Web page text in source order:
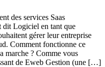
pour
gérer
une
entreprise
:
pourquoi
des services Saas
dit Logiciel en tant que
gérer leur entreprise
Comment fonctionne ce
marche ? Comme vous
de Eweb Gestion (une […]